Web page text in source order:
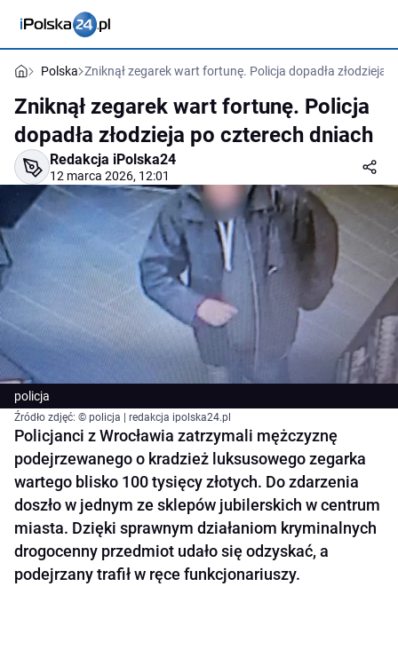
Polska Zniknął zegarek wart fortunę. Policja dopadła złodzieja
Zniknął zegarek wart fortunę. Policja
dopadła złodzieja po czterech dniach
Redakcja iPolska24
12 marca 2026, 12:01
policja
Źródło zdjęć: © policja | redakcja ipolska24.pl
Policjanci z Wrocławia zatrzymali mężczyznę
podejrzewanego o kradzież luksusowego zegarka
wartego blisko 100 tysięcy złotych. Do zdarzenia
doszło w jednym ze sklepów jubilerskich w centrum
miasta. Dzięki sprawnym działaniom kryminalnych
drogocenny przedmiot udało się odzyskać, a
podejrzany trafił w ręce funkcjonariuszy.